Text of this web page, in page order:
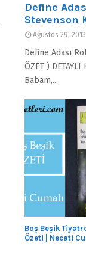
Define
Stevenson
Ağustos 29, 2013
Define Adası
ÖZET )
Babam,...
Boş Beşik
Özeti | Necati